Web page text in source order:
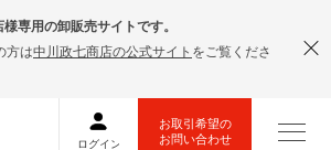
様専用の卸販売サイトです。
方は中川政七商店の公式サイト をご覧くださ